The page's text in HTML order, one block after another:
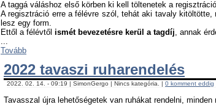
A taggá váláshoz első körben ki kell töltenetek a
A regisztráció erre a félévre szól, tehát aki tavaly
lesz egy form.
Ettől a félévtől ismét bevezetésre kerül a tagdíj, annak
...
Tovább
2022 tavaszi ruharendelés
2022. 02. 14. - 09:19 | SimonGergo | Nincs kategória. | 0 komment eddig
Tavasszal újra lehetőségetek van ruhákat rendelni, minden